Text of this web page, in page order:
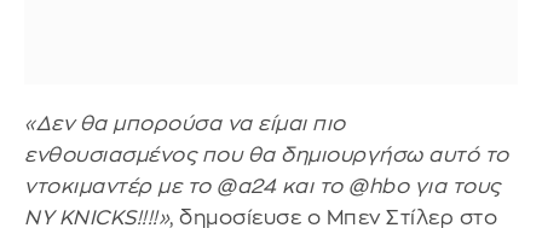
«Δεν θα μπορούσα να είμαι πιο
ενθουσιασμένος που θα δημιουργήσω αυτό το
ντοκιμαντέρ με το @a24 και το @hbo για τους
NY KNICKS!!!!», δημοσίευσε ο Μπεν Στίλερ στο